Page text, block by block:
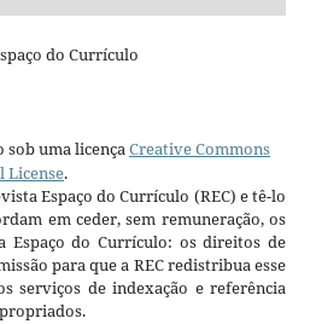
do Currículo
sob uma licençaCreative Commons
.
Espaço do Currículo (REC) e tê-lo
em ceder, sem remuneração, os
Espaço do Currículo: os direitos de
para que a REC redistribua esse
serviços de indexação e referência